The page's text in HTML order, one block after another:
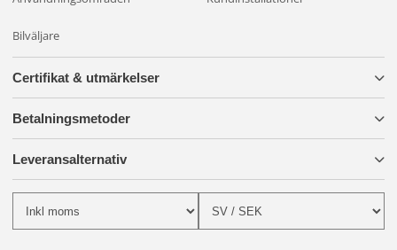
Bilväljare
Certifikat & utmärkelser
Betalningsmetoder
Leveransalternativ